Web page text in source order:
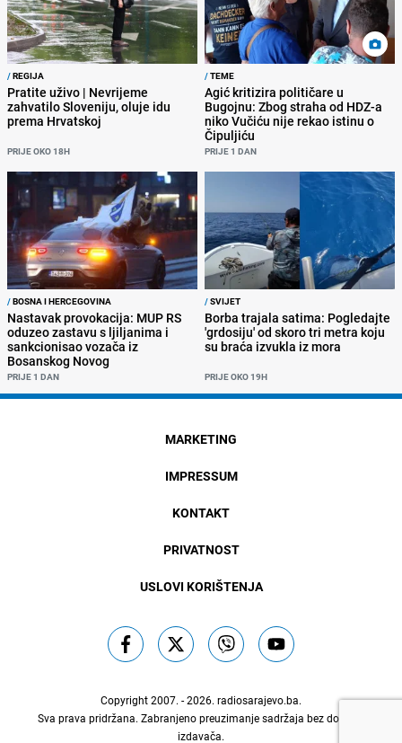
/REGIJA
Pratite uživo | Nevrijeme
zahvatilo Sloveniju, oluje idu
prema Hrvatskoj
PRIJE OKO 18H
/TEME
Agić kritizira političare u
Bugojnu: Zbog straha od HDZ-a
niko Vučiću nije rekao istinu o
Čipuljiću
PRIJE 1 DAN
/BOSNA I HERCEGOVINA
Nastavak provokacija: MUP RS
oduzeo zastavu s ljiljanima i
sankcionisao vozača iz
Bosanskog Novog
PRIJE 1 DAN
/SVIJET
Borba trajala satima: Pogledajte
'grdosiju' od skoro tri metra koju
su braća izvukla iz mora
PRIJE OKO 19H
MARKETING
IMPRESSUM
KONTAKT
PRIVATNOST
USLOVI KORIŠTENJA
Copyright 2007. - 2026. radiosarajevo.ba.
Sva prava pridržana. Zabranjeno preuzimanje sadržaja bez dozvole
izdavača.